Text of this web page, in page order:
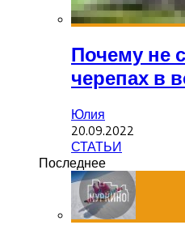
Почему не
черепах в
Юлия
20.09.2022
СТАТЬИ
Последнее